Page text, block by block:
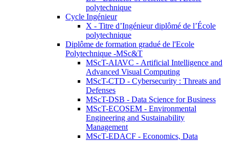
polytechnique
Cycle Ingénieur
X - Titre d’Ingénieur diplômé de l’École
polytechnique
Diplôme de formation gradué de l'Ecole
Polytechnique -MSc&T
MScT-AIAVC - Artificial Intelligence and
Advanced Visual Computing
MScT-CTD - Cybersecurity : Threats and
Defenses
MScT-DSB - Data Science for Business
MScT-ECOSEM - Environmental
Engineering and Sustainability
Management
MScT-EDACF - Economics, Data